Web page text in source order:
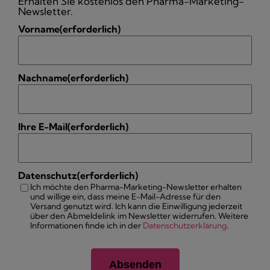
Newsletter.
Vorname(erforderlich)
Nachname(erforderlich)
Ihre E-Mail(erforderlich)
Datenschutz(erforderlich)
Ich möchte den Pharma-Marketing-Newsletter erhalten
und willige ein, dass meine E-Mail-Adresse für den
Versand genutzt wird. Ich kann die Einwilligung jederzeit
über den Abmeldelink im Newsletter widerrufen. Weitere
Informationen finde ich in der Datenschutzerklärung